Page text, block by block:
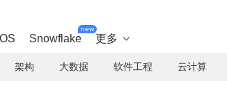
Snowflake
new
更多 
架构 大数据 软件工程 云计算